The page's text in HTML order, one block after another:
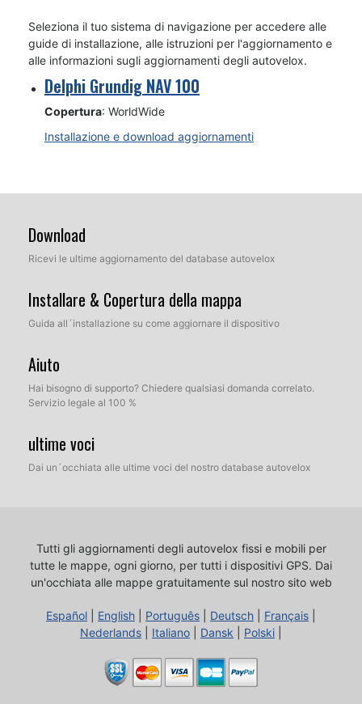
Seleziona il tuo sistema di navigazione per accedere alle
guide di installazione, alle istruzioni per l'aggiornamento e
alle informazioni sugli aggiornamenti degli autovelox.
Delphi Grundig NAV 100
Copertura: WorldWide
Installazione e download aggiornamenti
Download
Ricevi le ultime aggiornamento del database autovelox
Installare & Copertura della mappa
Guida all´installazione su come aggiornare il dispositivo
Aiuto
Hai bisogno di supporto? Chiedere qualsiasi domanda correlato.
Servizio legale al 100 %
ultime voci
Dai un´occhiata alle ultime voci del nostro database autovelox
Tutti gli aggiornamenti degli autovelox fissi e mobili per
tutte le mappe, ogni giorno, per tutti i dispositivi GPS. Dai
un'occhiata alle mappe gratuitamente sul nostro sito web
Español English Português Deutsch Français
Nederlands
Italiano Dansk Polski